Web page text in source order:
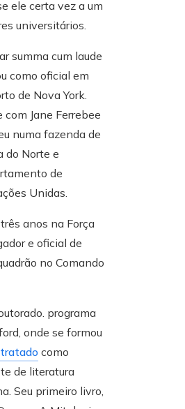
ele certa vez a um
universitários.
summa cum laude
como oficial em
de Nova York.
Jane Ferrebee
numa fazenda de
do Norte e
de
Unidas.
anos na Força
e oficial de
no Comando
programa
onde se formou
como
de literatura
Seu primeiro livro,